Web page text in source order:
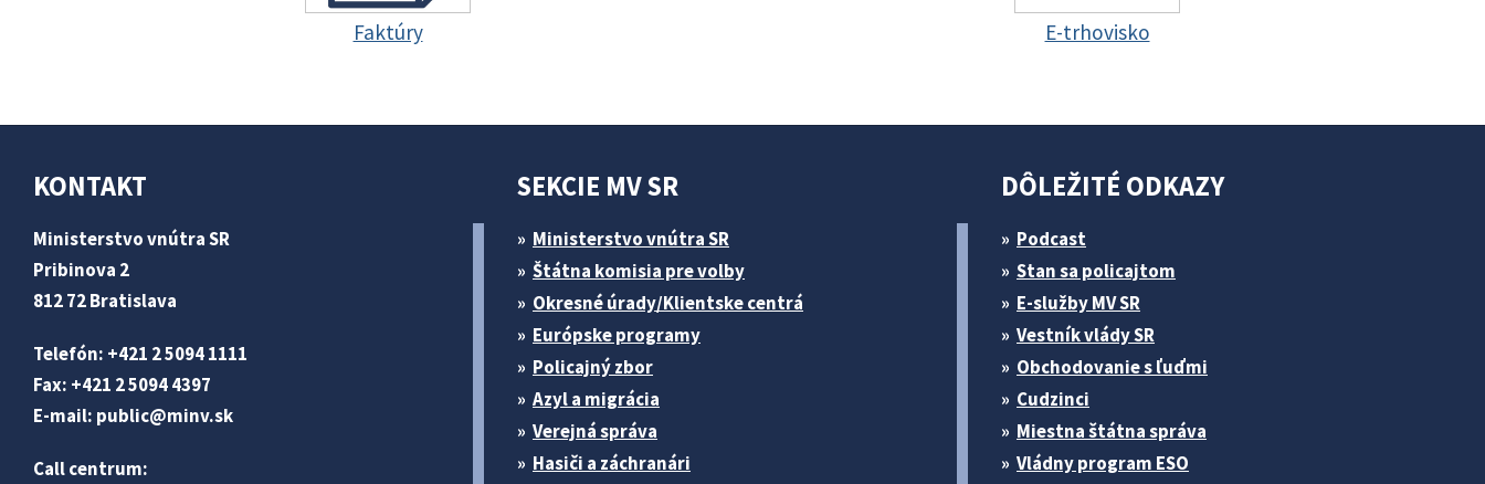
Faktúry E-trhovisko
KONTAKT
Ministerstvo vnútra SR
Pribinova 2
812 72 Bratislava
Telefón: +421 2 5094 1111
Fax: +421 2 5094 4397
E-mail: public@minv.sk
Call centrum:
SEKCIE MV SR
Ministerstvo vnútra SR
Štátna komisia pre volby
Okresné úrady/Klientske centrá
Európske programy
Policajný zbor
Azyl a migrácia
Verejná správa
Hasiči a záchranári
DÔLEŽITÉ ODKAZY
Podcast
Stan sa policajtom
E-služby MV SR
Vestník vlády SR
Obchodovanie s ľuďmi
Cudzinci
Miestna štátna správa
Vládny program ESO